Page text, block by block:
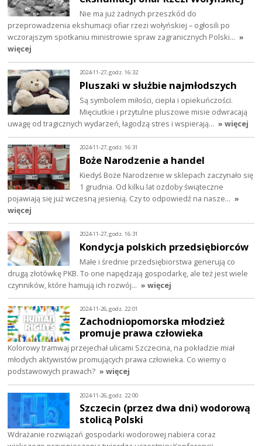
Nie ma już żadnych przeszkód do
przeprowadzenia ekshumacji ofiar rzezi wołyńskiej – ogłosili po
wczorajszym spotkaniu ministrowie spraw zagranicznych Polski… »
więcej
2024-11-27, godz. 16:32
Pluszaki w służbie najmłodszych
Są symbolem miłości, ciepła i opiekuńczości.
Mięciutkie i przytulne pluszowe misie odwracają
uwagę od tragicznych wydarzeń, łagodzą stres i wspierają… » więcej
2024-11-27, godz. 16:31
Boże Narodzenie a handel
Kiedyś Boże Narodzenie w sklepach zaczynało się
1 grudnia. Od kilku lat ozdoby świąteczne
pojawiają się już wczesną jesienią. Czy to odpowiedź na nasze… »
więcej
2024-11-27, godz. 16:31
Kondycja polskich przedsiębiorców
Małe i średnie przedsiębiorstwa generują co
drugą złotówkę PKB. To one napędzają gospodarkę, ale też jest wiele
czynników, które hamują ich rozwój… » więcej
2024-11-26, godz. 22:01
Zachodniopomorska młodzież
promuje prawa człowieka
Kolorowy tramwaj przejechał ulicami Szczecina, na pokładzie miał
młodych aktywistów promujących prawa człowieka. Co wiemy o
podstawowych prawach? » więcej
2024-11-26, godz. 22:00
Szczecin (przez dwa dni) wodorową
stolicą Polski
Wdrażanie rozwiązań gospodarki wodorowej nabiera coraz